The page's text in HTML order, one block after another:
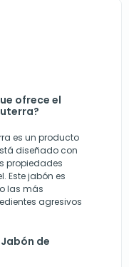
ofrece el
es un producto
diseñado con
propiedades
Este jabón es
las más
agresivos
de